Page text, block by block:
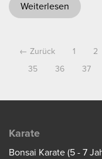
Weiterlesen
← Zurück 1 2
35
36 37
Karate
Bonsai Karate (5 - 7